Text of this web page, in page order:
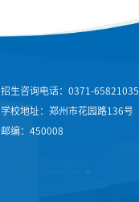
招生咨询电话：0371-65821035
学校地址：郑州市花园路136号
邮编：450008